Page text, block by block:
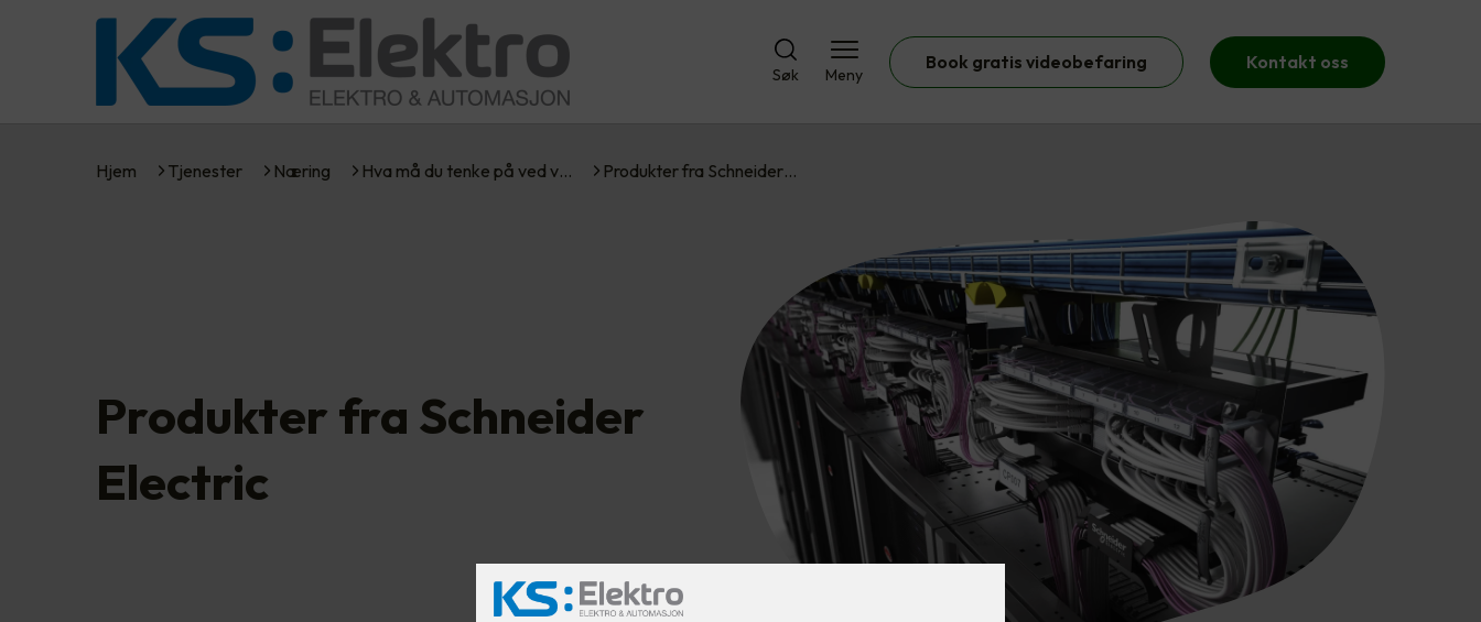
Søk Meny
Book gratis videobefaring Kontakt oss
Hjem Tjenester Næring Hva må du tenke på ved v… Produkter fra Schneider…
Produkter fra Schneider
Electric